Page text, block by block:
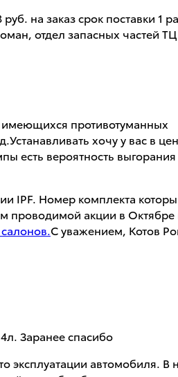
на заказ срок поставки 1
отдел запасных частей
имеющихся противотуманных
хочу у вас в
есть вероятность
IPF. Номер комплекта
проводимой акции в Октябре
С уважением, Котов
Заранее спасибо
эксплуатации автомобиля.